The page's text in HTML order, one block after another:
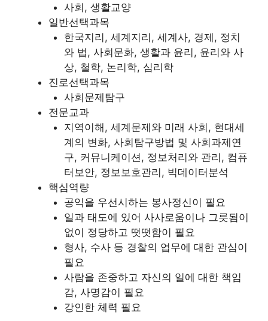
사회, 생활교양
일반선택과목
한국지리, 세계지리, 세계사, 경제, 정치
와 법, 사회문화, 생활과 윤리, 윤리와 사
상, 철학, 논리학, 심리학
진로선택과목
사회문제탐구
전문교과
지역이해, 세계문제와 미래 사회, 현대세
계의 변화, 사회탐구방법 및 사회과제연
구, 커뮤니케이션, 정보처리와 관리, 컴퓨
터보안, 정보보호관리, 빅데이터분석
핵심역량
공익을 우선시하는 봉사정신이 필요
일과 태도에 있어 사사로움이나 그릇됨이
없이 정당하고 떳떳함이 필요
형사, 수사 등 경찰의 업무에 대한 관심이
필요
사람을 존중하고 자신의 일에 대한 책임
감, 사명감이 필요
강인한 체력 필요